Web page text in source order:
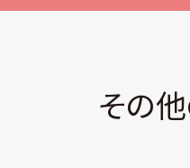
その